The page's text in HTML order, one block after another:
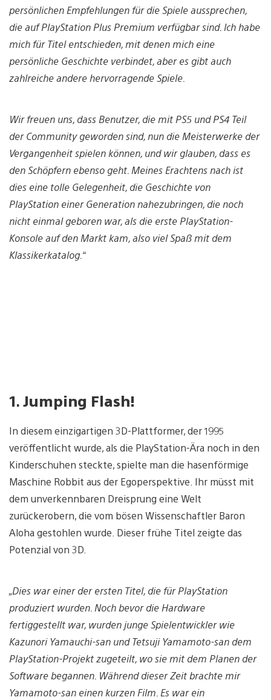
persönlichen Empfehlungen für die Spiele aussprechen,
die auf PlayStation Plus Premium verfügbar sind. Ich habe
mich für Titel entschieden, mit denen mich eine
persönliche Geschichte verbindet, aber es gibt auch
zahlreiche andere hervorragende Spiele.
Wir freuen uns, dass Benutzer, die mit PS5 und PS4 Teil
der Community geworden sind, nun die Meisterwerke der
Vergangenheit spielen können, und wir glauben, dass es
den Schöpfern ebenso geht. Meines Erachtens nach ist
dies eine tolle Gelegenheit, die Geschichte von
PlayStation einer Generation nahezubringen, die noch
nicht einmal geboren war, als die erste PlayStation-
Konsole auf den Markt kam, also viel Spaß mit dem
Klassikerkatalog.“
1.Jumping Flash!
In diesem einzigartigen 3D-Plattformer, der 1995
veröffentlicht wurde, als die PlayStation-Ära noch in den
Kinderschuhen steckte, spielte man die hasenförmige
Maschine Robbit aus der Egoperspektive. Ihr müsst mit
dem unverkennbaren Dreisprung eine Welt
zurückerobern, die vom bösen Wissenschaftler Baron
Aloha gestohlen wurde. Dieser frühe Titel zeigte das
Potenzial von 3D.
„Dies war einer der ersten Titel, die für PlayStation
produziert wurden. Noch bevor die Hardware
fertiggestellt war, wurden junge Spielentwickler wie
Kazunori Yamauchi-san und Tetsuji Yamamoto-san dem
PlayStation-Projekt zugeteilt, wo sie mit dem Planen der
Software begannen. Während dieser Zeit brachte mir
Yamamoto-san einen kurzen Film. Es war ein